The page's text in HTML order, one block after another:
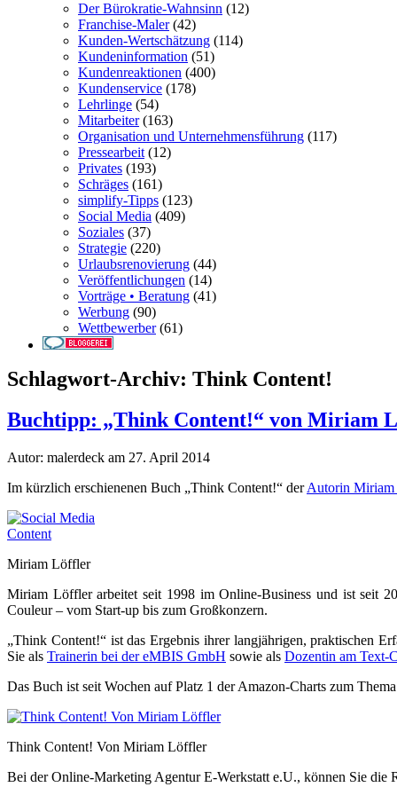
Der Bürokratie-Wahnsinn (12)
Franchise-Maler(42)
Kunden-Wertschätzung (114)
Kundeninformation (51)
Kundenreaktionen (400)
Kundenservice (178)
Lehrlinge (54)
Mitarbeiter(163)
Organisation und Unternehmensführung (117)
Pressearbeit (12)
Privates (193)
Schräges (161)
simplify-Tipps (123)
Social Media (409)
Soziales (37)
Strategie (220)
Urlaubsrenovierung (44)
Veröffentlichungen (14)
Vorträge • Beratung (41)
Werbung (90)
Wettbewerber(61)
Schlagwort-Archiv: Think Content!
Buchtipp: „Think Content!“ von Miriam
Autor: malerdeck am 27. April 2014
Im kürzlich erschienenen Buch „Think Content!“ derAutorin
Miriam Löffler
Miriam Löffler arbeitet seit 1998 im Online-Business und ist seit
Couleur – vom Start-up bis zum Großkonzern.
„Think Content!“ ist das Ergebnis ihrer langjährigen, praktischen
Sie als Trainerin bei der eMBIS GmbH sowie als Dozentin am Text-
Das Buch ist seit Wochen auf Platz 1 der Amazon-Charts zum
Think Content! Von Miriam Löffler
Bei der Online-Marketing Agentur E-Werkstatt e.U., können Sie